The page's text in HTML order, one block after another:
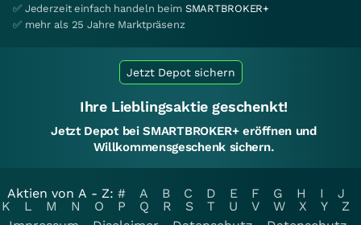
✅ Jederzeit einfach handeln beim SMARTBROKER+
✅ mehr als 25 Jahre Marktpräsenz
Jetzt Depot sichern
Ihre Lieblingsaktie geschenkt!
Jetzt Depot bei SMARTBROKER+ eröffnen und
Willkommensgeschenk sichern.
Aktien von A - Z: # A B C D E F G H I
J
K
L M N O P Q R S T U V W X Y
Z